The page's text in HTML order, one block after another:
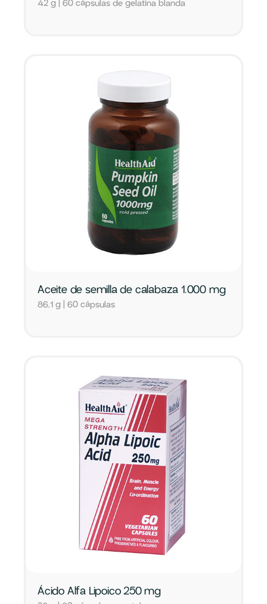
42 g | 60 cápsulas de gelatina blanda
Aceite de semilla de calabaza 1.000 mg
86,1 g | 60 cápsulas
Ácido Alfa Lipoico 250 mg